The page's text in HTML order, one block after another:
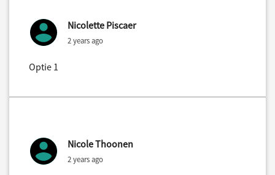
Nicolette Piscaer
2 years ago
Optie 1
Nicole Thoonen
2 years ago